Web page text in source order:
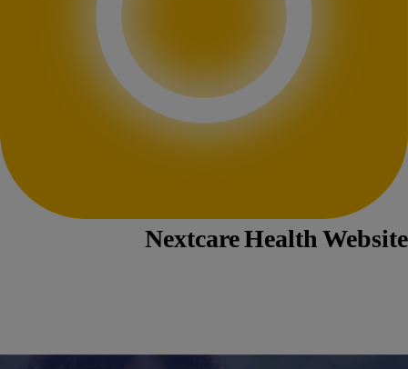
Nextcare Health Website